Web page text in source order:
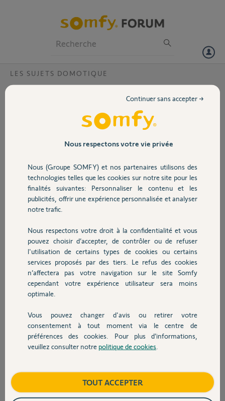
Volet
Sécurité
Domotique
Chauffage
Autres produits
Devis avec un pro
Contact
LES SUJETS DOMOTIQUE
Depuis ce matin ma TaHoma switch est déconnectée.
déconnectée. Je précise que j’ai déjà redémarré l’équipement sans
Merci,
Olivier B.
il y a plus d'un an
Participer au fil de discussion
Réponses
Bonjour Olivier
Il n'y a pas de panne serveur.
Essayez de remplacer le bloc d'alimentation. Un bloc de téléphone
portable doit faire l'affaire.
Bonne journée.
Jean-Luc B. il y a plus d'un an
Nous respectons votre vie privée
Nous (Groupe SOMFY) et nos partenaires utilisons des
technologies telles que les cookies sur notre site pour les
finalités suivantes: Personnaliser le contenu et les
publicités, offrir une expérience personnalisée et analyser
notre trafic.
Nous respectons votre droit à la confidentialité et vous
pouvez choisir d’accepter, de contrôler ou de refuser
l'utilisation de certains types de cookies ou certains
services proposés par des tiers. Le refus des cookies
n’affectera pas votre navigation sur le site Somfy
cependant votre expérience utilisateur sera moins
optimale.
Vous pouvez changer d'avis ou retirer votre
consentement à tout moment via le centre de
préférences des cookies. Pour plus d’informations,
veuillez consulter notre politique de cookies
Continuer sans accepter →
TOUT ACCEPTER